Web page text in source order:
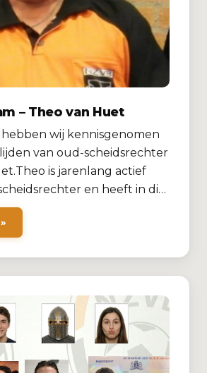
– Theo van Huet
wij kennisgenomen
van oud-scheidsrechter
is jarenlang actief
en heeft in di…